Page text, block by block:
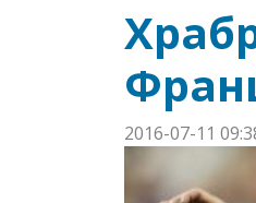
2016-07-11